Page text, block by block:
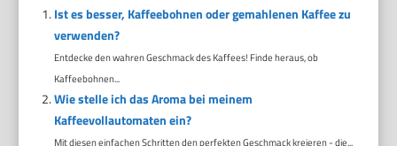
Ist es besser, Kaffeebohnen oder gemahlenen Kaffee zu
verwenden?
Entdecke den wahren Geschmack des Kaffees! Finde heraus, ob
Kaffeebohnen...
Wie stelle ich das Aroma bei meinem
Kaffeevollautomaten ein?
Mit diesen einfachen Schritten den perfekten Geschmack kreieren - die...